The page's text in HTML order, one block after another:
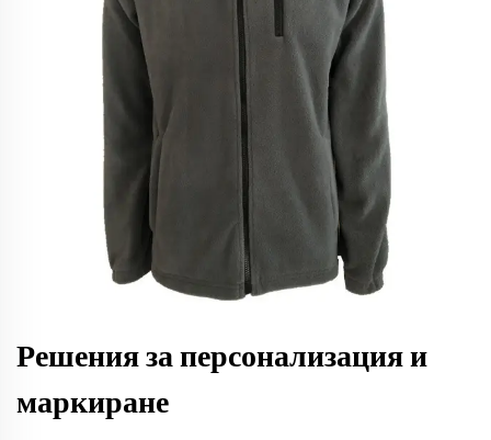
Решения за персонализация и
маркиране